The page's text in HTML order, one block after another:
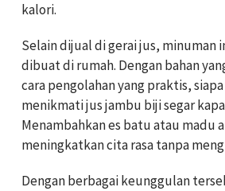
kalori.
Selain dijual di gerai jus, minuman
dibuat di rumah. Dengan bahan
cara pengolahan yang praktis,
menikmati jus jambu biji segar
Menambahkan es batu atau madu
meningkatkan cita rasa tanpa
Dengan berbagai keunggulan